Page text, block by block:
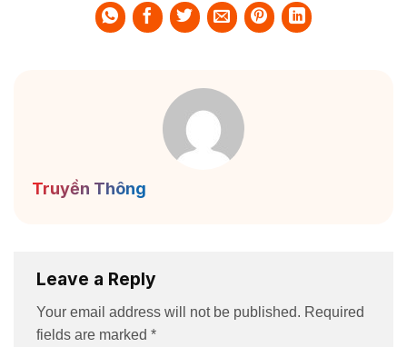
Truyền Thông
Leave a Reply
Your email address will not be published. Required
fields are marked *